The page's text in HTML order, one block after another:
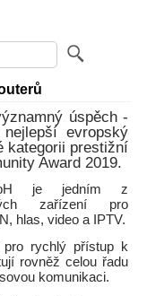
úspěch -
evropský
kategorii prestižní
Award 2019.
je jedním z
zařízení pro
hlas, video a IPTV.
pro rychlý přístup k
rovněž celou řadu
komunikaci.